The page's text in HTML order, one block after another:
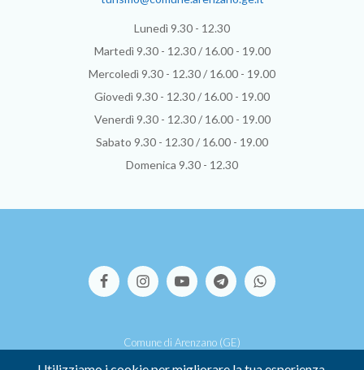
Lunedì 9.30 - 12.30
Martedì 9.30 - 12.30 / 16.00 - 19.00
Mercoledì 9.30 - 12.30 / 16.00 - 19.00
Giovedì 9.30 - 12.30 / 16.00 - 19.00
Venerdì 9.30 - 12.30 / 16.00 - 19.00
Sabato 9.30 - 12.30 / 16.00 - 19.00
Domenica 9.30 - 12.30
Comune di Arenzano (GE)